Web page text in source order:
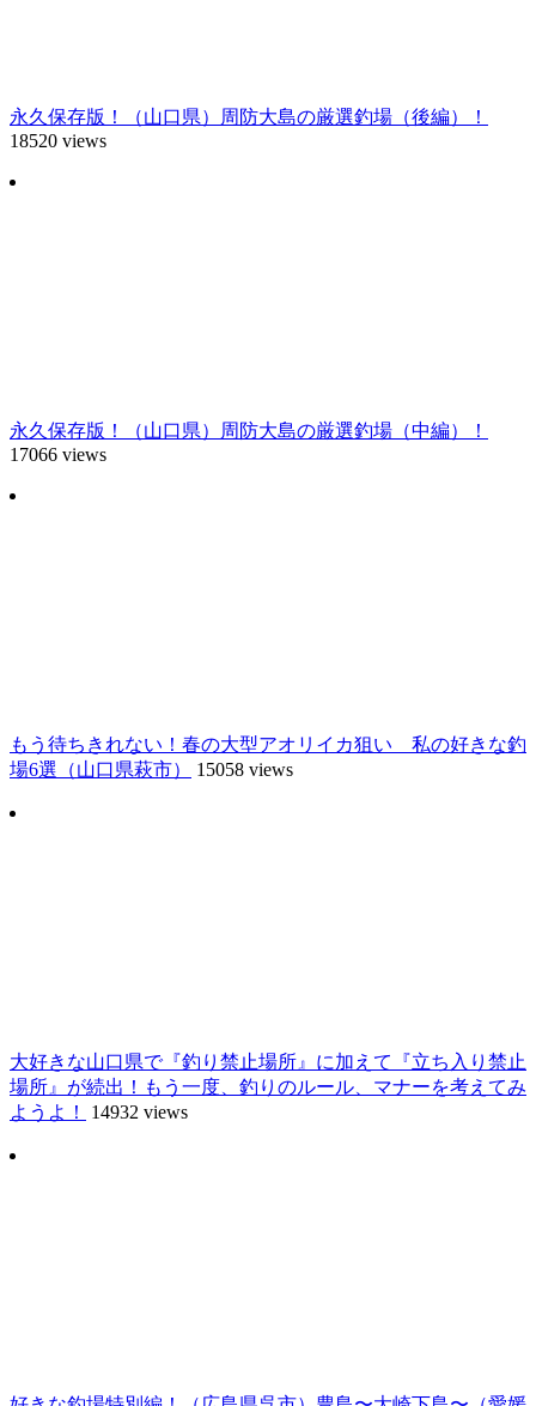
永久保存版！（山口県）周防大島の厳選釣場（後編）！
18520 views
永久保存版！（山口県）周防大島の厳選釣場（中編）！
17066 views
もう待ちきれない！春の大型アオリイカ狙い 私の好きな釣
場6選（山口県萩市）
15058 views
大好きな山口県で『釣り禁止場所』に加えて『立ち入り禁止
場所』が続出！もう一度、釣りのルール、マナーを考えてみ
ようよ！
14932 views